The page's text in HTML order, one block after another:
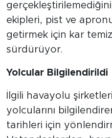
ekipleri, pist ve
getirmek için kar
sürdürüyor.
Yolcular Bilgilendirildi
İlgili havayolu
yolcularını
tarihleri için